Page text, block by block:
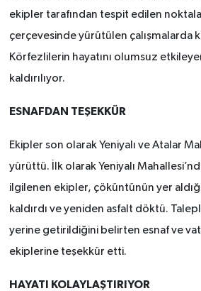
ekipler tarafından tespit edilen
çerçevesinde yürütülen çalışmalarda
Körfezlilerin hayatını olumsuz
kaldırılıyor.
ESNAFDAN TEŞEKKÜR
Ekipler son olarak Yeniyalı ve Atalar
yürüttü. İlk olarak Yeniyalı
ilgilenen ekipler, çöküntünün yer
kaldırdı ve yeniden asfalt döktü.
yerine getirildiğini belirten esnaf ve
ekiplerine teşekkür etti.
HAYATI KOLAYLAŞTIRIYOR